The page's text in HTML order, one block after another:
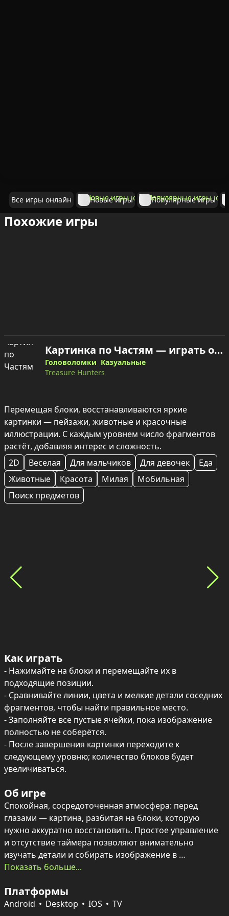
Все игры онлайн Новые игры Популярные игры
Похожие игры
Картинка по Частям — играть онлайн
Головоломки Казуальные
Treasure Hunters
Перемещая блоки, восстанавливаются яркие
картинки — пейзажи, животные и красочные
иллюстрации. С каждым уровнем число фрагментов
растёт, добавляя интерес и сложность.
2D
Веселая Для мальчиков Для девочек
Еда
Животные
Красота Милая
Мобильная
Поиск предметов
Как играть
- Нажимайте на блоки и перемещайте их в
подходящие позиции.
- Сравнивайте линии, цвета и мелкие детали соседних
фрагментов, чтобы найти правильное место.
- Заполняйте все пустые ячейки, пока изображение
полностью не соберётся.
- После завершения картинки переходите к
следующему уровню; количество блоков будет
увеличиваться.
Об игре
Спокойная, сосредоточенная атмосфера: перед
глазами — картина, разбитая на блоки, которую
нужно аккуратно восстановить. Простое управление
и отсутствие таймера позволяют внимательно
изучать детали и собирать изображение в
собственном темпе.
Разнообразие уровней — от пейзажей до забавных
животных и ярких иллюстраций — поддерживает
Показать больше...
Платформы
Android Desktop IOS TV